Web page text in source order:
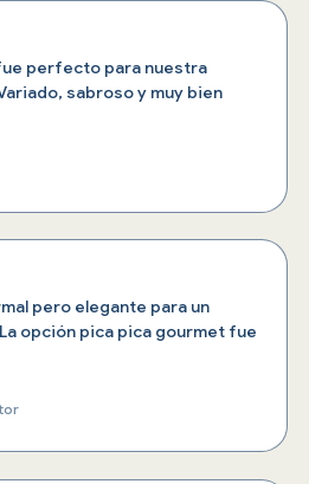
perfecto para nuestra
sabroso y muy bien
pero elegante para un
opción pica pica gourmet fue